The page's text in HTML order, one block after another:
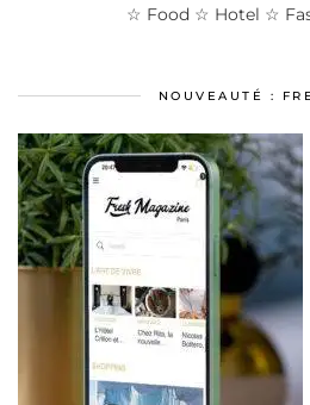
☆ Food ☆ Hotel ☆
NOUVEAUTÉ :